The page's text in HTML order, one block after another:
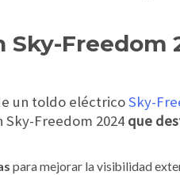
Freedom
un toldo eléctricoSky-
Freedom 2024 que
para mejorar la visibilidad